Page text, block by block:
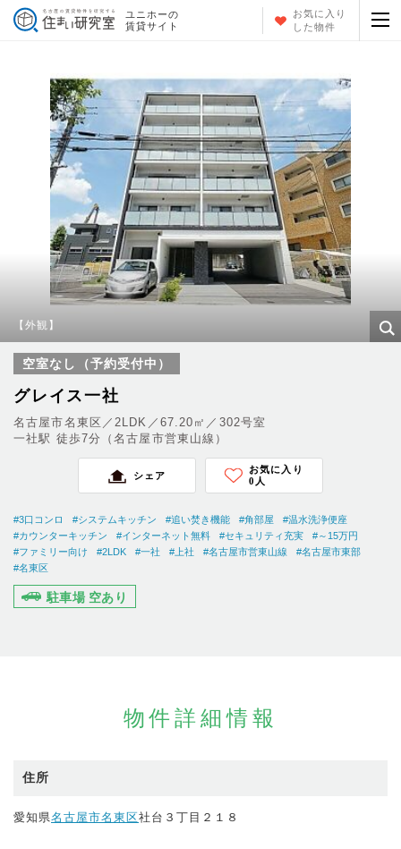
ユニホーの
賃貸サイト
お気に入り
した物件
【外観】
空室なし（予約受付中）
グレイス一社
名古屋市名東区／2LDK／67.20㎡／302号室
一社駅 徒歩7分（名古屋市営東山線）
シェア
お気に入り
0 人
#3口コンロ #システムキッチン #追い焚き機能 #角部屋
#温水洗浄便座
#カウンターキッチン
#インターネット無料 #セキュリティ充実
#～15万円
#ファミリー向け
#2LDK #一社 #上社 #名古屋市営東山線
#名古屋市東部
#名東区
駐車場 空あり
物件詳細情報
住所
愛知県名古屋市名東区社台３丁目２１８